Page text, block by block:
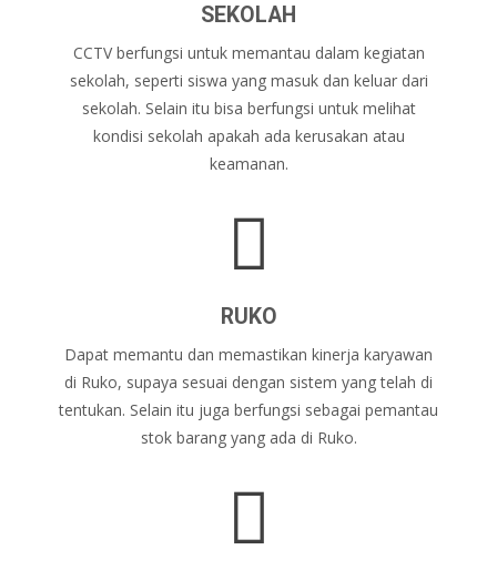
SEKOLAH
CCTV berfungsi untuk memantau dalam kegiatan
sekolah, seperti siswa yang masuk dan keluar dari
sekolah. Selain itu bisa berfungsi untuk melihat
kondisi sekolah apakah ada kerusakan atau
keamanan.
RUKO
Dapat memantu dan memastikan kinerja karyawan
di Ruko, supaya sesuai dengan sistem yang telah di
tentukan. Selain itu juga berfungsi sebagai pemantau
stok barang yang ada di Ruko.